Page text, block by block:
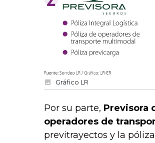
Gráfico LR
Por su parte, Previsora
operadores de
previtrayectos y la